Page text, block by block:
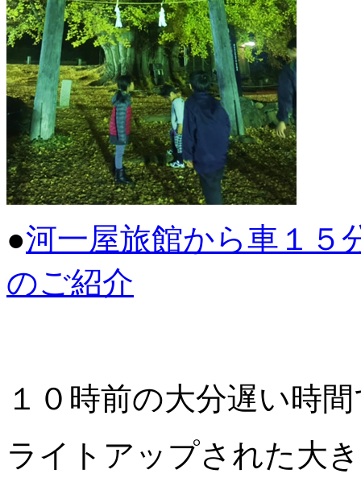
●河一屋旅館から車１
のご紹介
１０時前の大分遅い時
ライトアップされた大